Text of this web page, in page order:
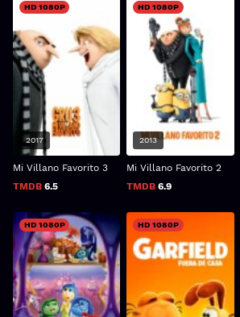
Mi Villano Favorito 3
TMDB 6.5
HD 1080P
2017
Mi Villano Favorito 2
TMDB 6.9
HD 1080P
2013
HD 1080P HD 1080P